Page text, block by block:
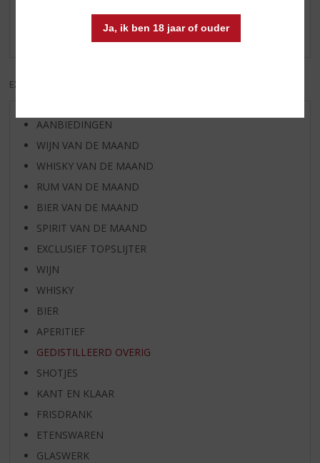
Ja, ik ben 18 jaar of ouder
Er zijn nog geen reviews geplaatst voor dit product
EXCL. BTW
AANBIEDINGEN
WIJN VAN DE MAAND
WHISKY VAN DE MAAND
RUM VAN DE MAAND
BIER VAN DE MAAND
SPIRIT VAN DE MAAND
EXCLUSIEF TOPSLIJTER
WIJN
WHISKY
BIER
APERITIEF
GEDISTILLEERD OVERIG
SHOTJES
KANT EN KLAAR
FRISDRANK
ETENSWAREN
GLASWERK